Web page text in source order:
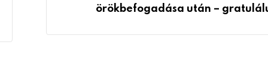
örökbefogadása után –